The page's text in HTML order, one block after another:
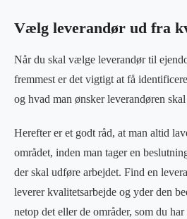
Vælg leverandør ud fra
Når du skal vælge leverandør til
fremmest er det vigtigt at få
og hvad man ønsker leverandøren
Herefter er et godt råd, at man altid
området, inden man tager en
der skal udføre arbejdet. Find en
leverer kvalitetsarbejde og yder den
netop det eller de områder, som du